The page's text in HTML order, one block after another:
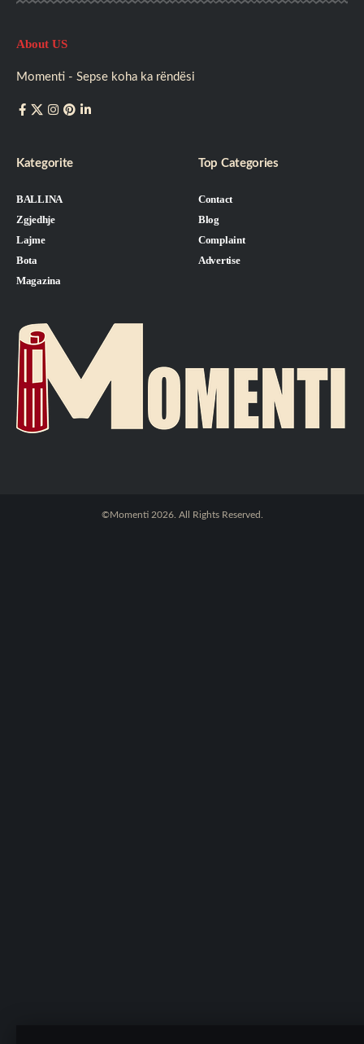
About US
Momenti - Sepse koha ka rëndësi
Kategorite
BALLINA
Zgjedhje
Lajme
Bota
Magazina
Top Categories
Contact
Blog
Complaint
Advertise
©Momenti 2026. All Rights Reserved.